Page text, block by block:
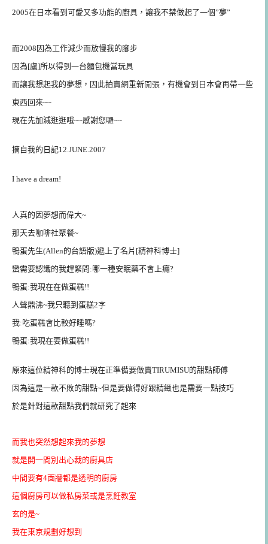
2005在日本看到可愛又多功能的廚具，讓我不禁做起了一個”夢”
而2008因為工作減少而放慢我的腳步
因為[盧]所以得到一台麵包機當玩具
而讓我想起我的夢想，因此拍賣網重新開張，有機會到日本會再帶一些
東西回來~~
現在先加減逛逛哦~~感謝您囉~~
摘自我的日記12.JUNE.2007
I have a dream!
人真的因夢想而偉大~
那天去咖啡社聚餐~
鴨蛋先生(Allen的台語版)遞上了名片[精神科博士]
蠻需要認識的我趕緊問:哪一種安眠藥不會上癮?
鴨蛋:我現在在做蛋糕!!
人聲鼎沸~我只聽到蛋糕2字
我:吃蛋糕會比較好睡嗎?
鴨蛋:我現在要做蛋糕!!
原來這位精神科的博士現在正準備要做賣TIRUMISU的甜點師傅
因為這是一款不敗的甜點~但是要做得好跟精緻也是需要一點技巧
於是針對這款甜點我們就研究了起來
而我也突然想起來我的夢想
就是開一間別出心裁的廚具店
中間要有4面牆都是透明的廚房
這個廚房可以做私房菜或是烹飪教室
玄的是~
我在東京規劃好想到